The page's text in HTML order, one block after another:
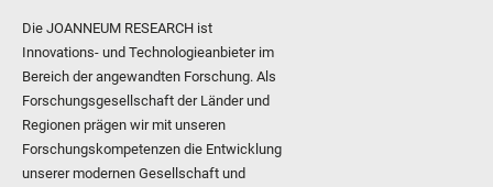
Die JOANNEUM RESEARCH ist
Innovations- und Technologieanbieter im
Bereich der angewandten Forschung. Als
Forschungsgesellschaft der Länder und
Regionen prägen wir mit unseren
Forschungskompetenzen die Entwicklung
unserer modernen Gesellschaft und